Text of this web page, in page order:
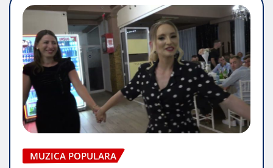
MUZICA POPULARA